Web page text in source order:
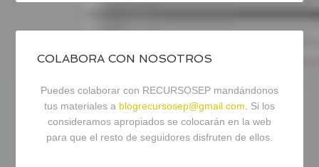
COLABORA CON NOSOTROS
Puedes colaborar con RECURSOSEP mandándonos
tus materiales a blogrecursosep@gmail.com. Si los
consideramos apropiados se colocarán en la web
para que el resto de seguidores disfruten de ellos.